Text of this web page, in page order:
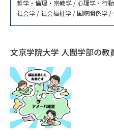
大学研究
大学で学べる内容や特徴を調
新増設大学・学部・学科特集
データサイエンス特集
哲学・倫理・宗教学 / 心理学・行
社会学 / 社会福祉学 / 国際関係学 /
文京学院大学 人間学部の教